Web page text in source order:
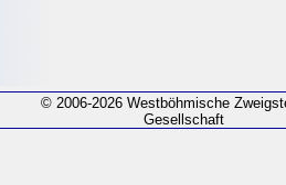
© 2006-2026 Westböhmische
Gesellschaft